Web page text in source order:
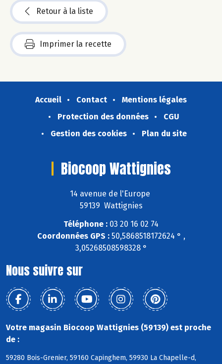
Retour à la liste
Imprimer la recette
Accueil Contact
Mentions légales
Protection des données
CGU
Gestion des cookies
Plan du site
Biocoop Wattignies
14 avenue de l'Europe
59139 Wattignies
Téléphone : 03 20 16 02 74
Coordonnées GPS :50,5868518172624 ° ,
3,05268508598328 °
Nous suivre sur
Votre magasin Biocoop Wattignies (59139) est proche
de :
59280 Bois-Grenier, 59160 Capinghem, 59930 La Chapelle-d,